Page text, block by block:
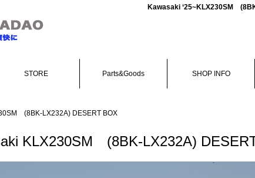
Kawasaki ‘25~KLX230SM
STORE Parts&Goods SHOP INFO
(8BK-LX232A) DESERT BOX
KLX230SM (8BK-LX232A)